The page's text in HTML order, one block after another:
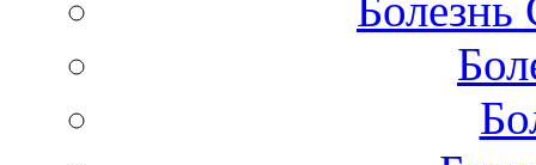
Болезнь